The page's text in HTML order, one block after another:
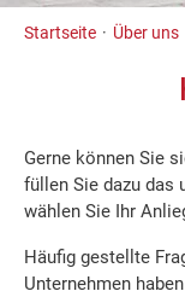
Startseite Über uns
Gerne können Sie
füllen Sie dazu das
wählen Sie Ihr
Häufig gestellte
Unternehmen